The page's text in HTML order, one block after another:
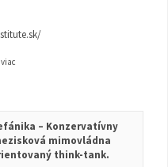
– Konzervatívny
mimovládna
think-tank.